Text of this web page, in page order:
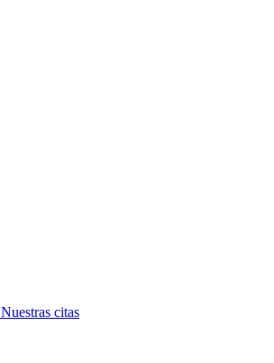
Nuestras citas